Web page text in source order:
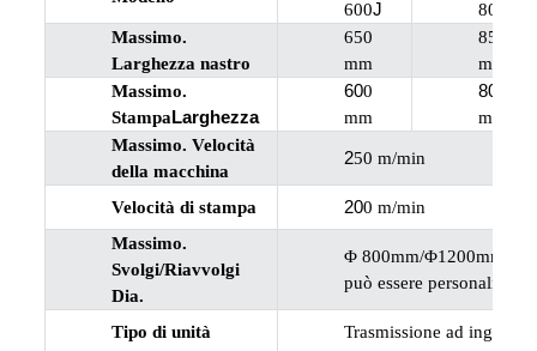
600J
800
Massimo.
Larghezza nastro
650
mm
850
mm
Massimo.
StampaLarghezza
600
mm
80
mm
Massimo. Velocità
della macchina
250 m/min
Velocità di stampa 200 m/min
Massimo.
Svolgi/Riavvolgi
Dia.
Φ 800mm/Φ1200mm/
può essere
Tipo di unità
Trasmissione ad